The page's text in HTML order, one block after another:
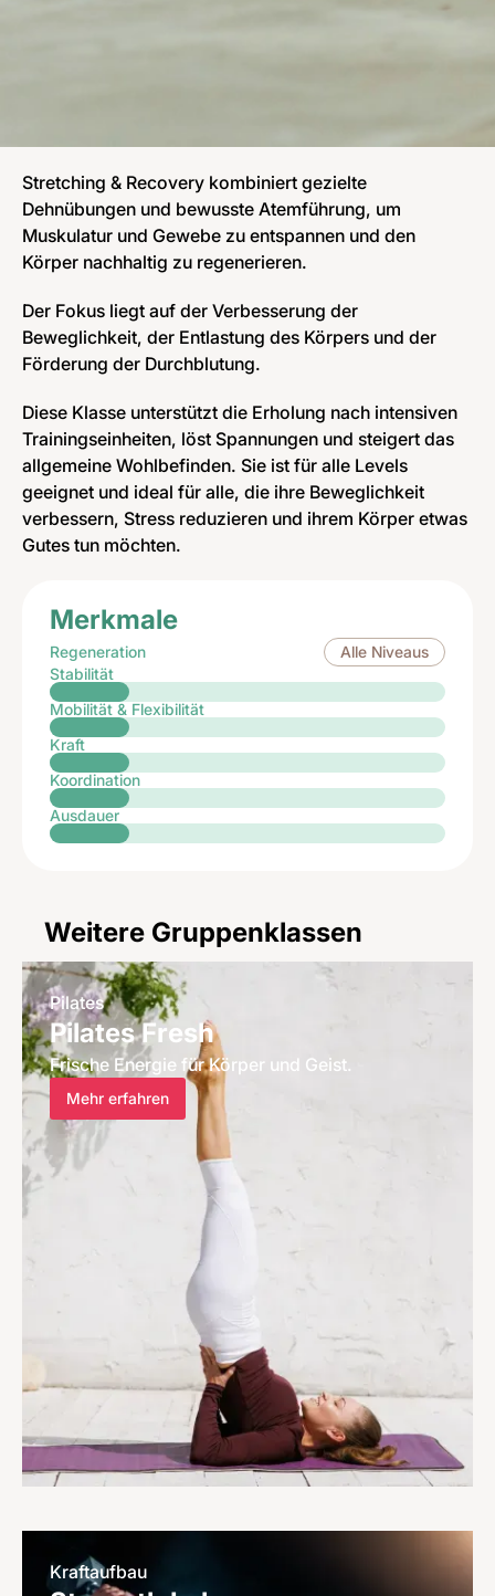
Stretching & Recovery kombiniert gezielte
Dehnübungen und bewusste Atemführung, um
Muskulatur und Gewebe zu entspannen und den
Körper nachhaltig zu regenerieren.
Der Fokus liegt auf der Verbesserung der
Beweglichkeit, der Entlastung des Körpers und der
Förderung der Durchblutung.
Diese Klasse unterstützt die Erholung nach intensiven
Trainingseinheiten, löst Spannungen und steigert das
allgemeine Wohlbefinden. Sie ist für alle Levels
geeignet und ideal für alle, die ihre Beweglichkeit
verbessern, Stress reduzieren und ihrem Körper etwas
Gutes tun möchten.
Merkmale
Regeneration
Alle Niveaus
Stabilität
Mobilität & Flexibilität
Kraft
Koordination
Ausdauer
Weitere Gruppenklassen
Pilates
Pilates Fresh
Frische Energie für Körper und Geist.
Mehr erfahren
Kraftaufbau